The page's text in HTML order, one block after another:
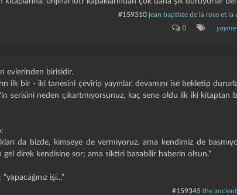
#159310 jean baptiste de la rose et la
0
evlerinden birisidir.
ilk bir - iki tanesini çevirip yayınlar, devamını ise bekletip
'in serisini neden çıkartmıyorsunuz, kaç sene oldu ilk iki kitaptan
da bizde, kimseye de vermiyoruz. ama kendimiz de
direk kendisine sor; ama siktiri basabilir haberin olsun."
işi..."
#159345 the